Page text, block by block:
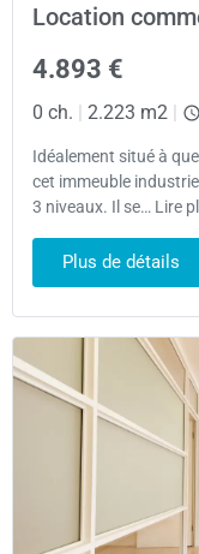
Location
4.893 €
0 ch. | 2.223 m2 |
Idéalement situé à
cet immeuble
3 niveaux. Il se… Lire
Plus de détails